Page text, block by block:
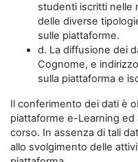
studenti iscritti nelle
delle diverse
sulle piattaforme.
d. La diffusione dei
Cognome, e
sulla piattaforma e
Il conferimento dei dati è
piattaforme e-Learning
corso. In assenza di tali
allo svolgimento delle